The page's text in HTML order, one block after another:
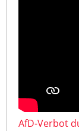
AfD-Verbot